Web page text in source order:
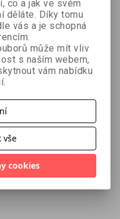
po kousku,
a často dostupná
cíl všechny tyto
a dobře
kód můžete
vám nezabrání
Kvalitní
podporují dobré
pravý smysl. Jakmile
se vám cesta o
Žádné zkratky
musíte se nejprve
doufat, že tato
co a jak ve svém
děláte. Díky tomu
vás a je schopná
může mít vliv
s naším webem,
vám nabídku
vše
cookies